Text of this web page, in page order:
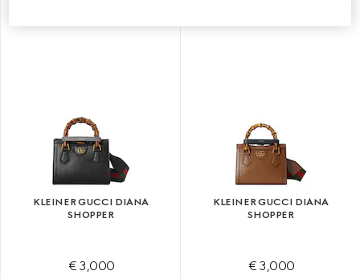
KLEINER GUCCI DIANA
SHOPPER
€ 3,000
KLEINER GUCCI DIANA
SHOPPER
€ 3,000